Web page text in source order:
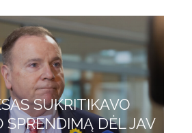
SUKRITIKAVO
SPRENDIMĄ DĖL JAV